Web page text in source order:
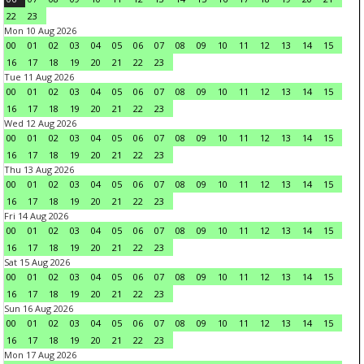
22
23
Mon 10 Aug 2026
00
01 02 03 04 05 06 07 08 09 10 11 12 13 14
15
16
17 18 19 20 21 22
23
Tue 11 Aug 2026
00
01 02 03 04 05 06 07 08 09 10 11 12 13 14
15
16
17 18 19 20 21 22
23
Wed 12 Aug 2026
00
01 02 03 04 05 06 07 08 09 10 11 12 13 14
15
16
17 18 19 20 21 22
23
Thu 13 Aug 2026
00
01 02 03 04 05 06 07 08 09 10 11 12 13 14
15
16
17 18 19 20 21 22
23
Fri 14 Aug 2026
00
01 02 03 04 05 06 07 08 09 10 11 12 13 14
15
16
17 18 19 20 21 22
23
Sat 15 Aug 2026
00
01 02 03 04 05 06 07 08 09 10 11 12 13 14
15
16
17 18 19 20 21 22
23
Sun 16 Aug 2026
00
01 02 03 04 05 06 07 08 09 10 11 12 13 14
15
16
17 18 19 20 21 22
23
Mon 17 Aug 2026